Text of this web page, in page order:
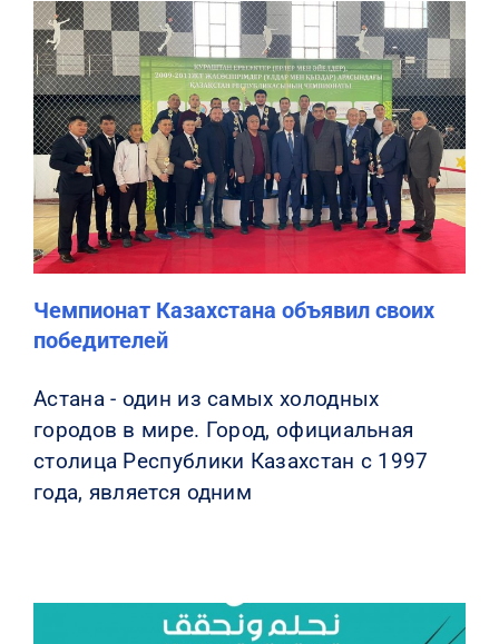
Чемпионат Казахстана объявил своих
победителей
Астана - один из самых холодных
городов в мире. Город, официальная
столица Республики Казахстан с 1997
года, является одним